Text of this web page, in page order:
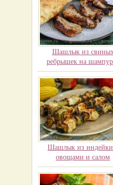
Шашлык из
ребрышек на
Шашлык из
овощами и салом